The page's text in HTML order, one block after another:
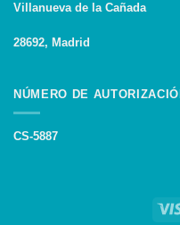
Villanueva de la Cañada
28692, Madrid
NÚMERO DE
CS-5887